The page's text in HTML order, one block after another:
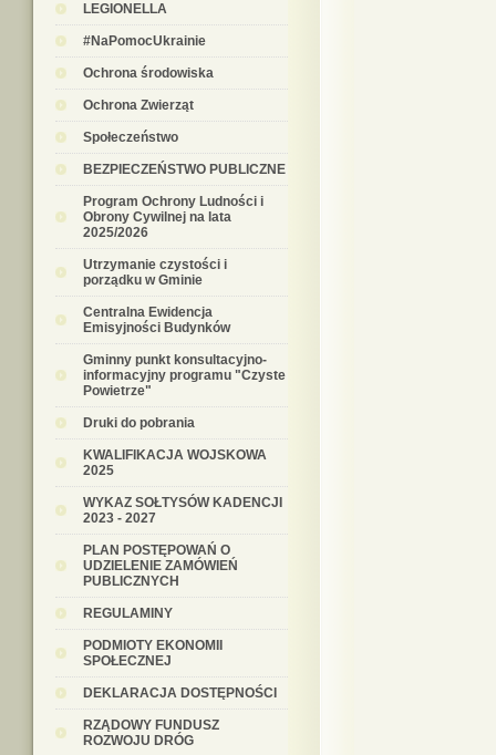
LEGIONELLA
#NaPomocUkrainie
Ochrona środowiska
Ochrona Zwierząt
Społeczeństwo
BEZPIECZEŃSTWO PUBLICZNE
Program Ochrony Ludności i
Obrony Cywilnej na lata
2025/2026
Utrzymanie czystości i
porządku w Gminie
Centralna Ewidencja
Emisyjności Budynków
Gminny punkt konsultacyjno-
informacyjny programu "Czyste
Powietrze"
Druki do pobrania
KWALIFIKACJA WOJSKOWA
2025
WYKAZ SOŁTYSÓW KADENCJI
2023 - 2027
PLAN POSTĘPOWAŃ O
UDZIELENIE ZAMÓWIEŃ
PUBLICZNYCH
REGULAMINY
PODMIOTY EKONOMII
SPOŁECZNEJ
DEKLARACJA DOSTĘPNOŚCI
RZĄDOWY FUNDUSZ
ROZWOJU DRÓG